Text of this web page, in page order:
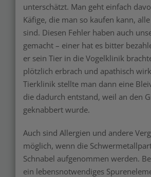
unterschätzt. Man geht einfach
Käfige, die man so kaufen kann,
sind. Diesen Fehler haben auch
gemacht – einer hat es bitter
er sein Tier in die Vogelklinik
plötzlich erbrach und apathisch
Tierklinik stellte man dann eine
die dadurch entstand, weil an den
geknabbert wurde.
Auch sind Allergien und andere
möglich, wenn die
Schnabel aufgenommen werden.
ein lebensnotwendiges